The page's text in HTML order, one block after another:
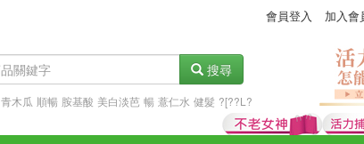
會員登入 加入會
搜尋
青木瓜 順暢 胺基酸 美白淡芭 暢 薏仁水 健髮 ?[??L?